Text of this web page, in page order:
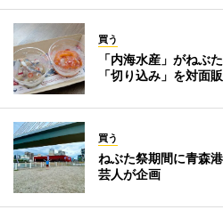
買う
「内海水産」がねぶ
「切り込み」を対面
買う
ねぶた祭期間に青森
芸人が企画